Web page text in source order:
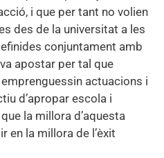
i que per tant no volien
des de la universitat a les
conjuntament amb
apostar per tal que
actuacions i
d’apropar escola i
la millora d’aquesta
en la millora de l’èxit